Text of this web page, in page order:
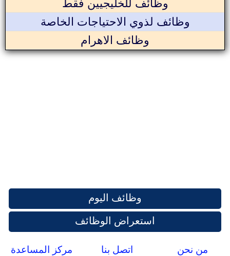
وظائف للخليجيين فقط
وظائف لذوي الاحتياجات الخاصة
وظائف الاهرام
وظائف اليوم
استعراض الوظائف
من نحن اتصل بنا مركز المساعدة